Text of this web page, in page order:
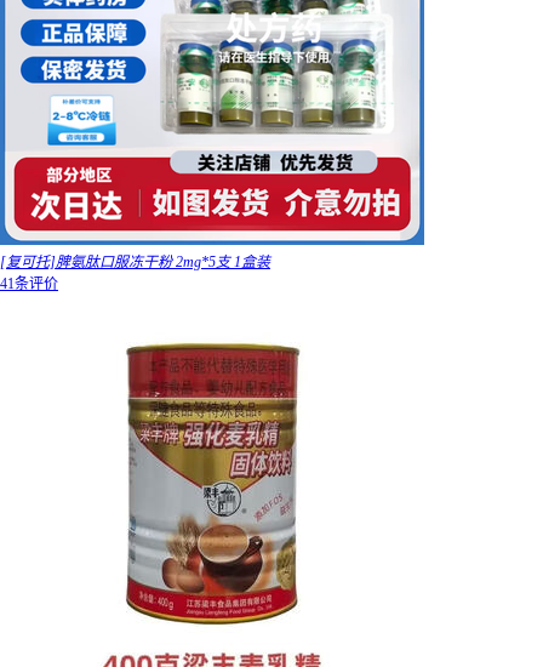
[复可托]脾氨肽口服冻干粉 2mg*5支 1盒装
41条评价